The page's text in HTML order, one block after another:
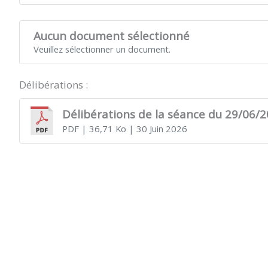
Aucun document sélectionné
Veuillez sélectionner un document.
Délibérations :
Délibérations de la séance du 29/06/
PDF| 36,71 Ko | 30 Juin 2026